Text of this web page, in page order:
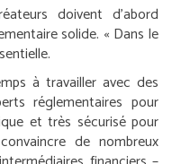
doivent d’abord
solide. « Dans le
à travailler avec des
réglementaires pour
et très sécurisé pour
de nombreux